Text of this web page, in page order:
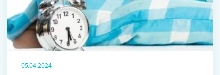
05.04.2024